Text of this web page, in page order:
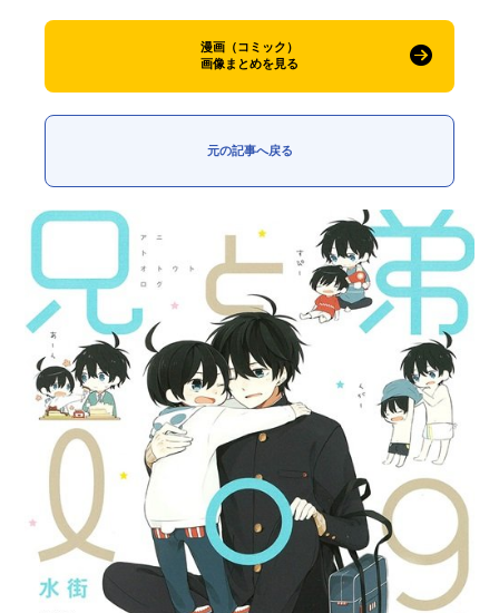
漫画（コミック）
画像まとめを見る
元の記事へ戻る